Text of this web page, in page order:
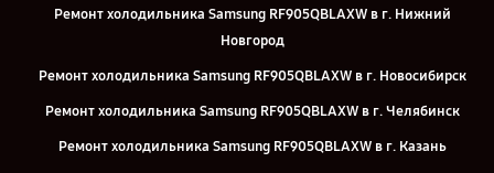
Ремонт холодильника Samsung RF905QBLAXW в г. Нижний
Новгород
Ремонт холодильника Samsung RF905QBLAXW в г. Новосибирск
Ремонт холодильника Samsung RF905QBLAXW в г. Челябинск
Ремонт холодильника Samsung RF905QBLAXW в г. Казань